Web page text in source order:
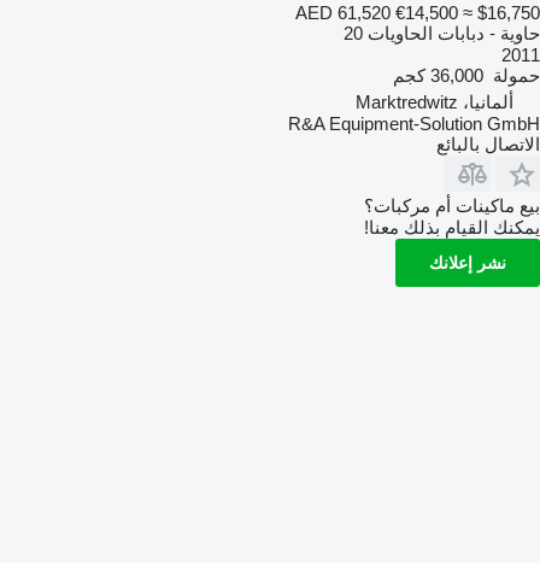
AED 61,520 €14,500 ≈ $16,750
حاوية - دبابات الحاويات 20
2011
حمولة 36,000 كجم
ألمانيا، Marktredwitz
R&A Equipment-Solution GmbH
الاتصال بالبائع
بيع ماكينات أم مركبات؟
يمكنك القيام بذلك معنا!
نشر إعلانك